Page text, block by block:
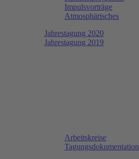
Impulsvorträge
Atmosphärisches
Jahrestagung 2020
Jahrestagung 2019
Arbeitskreise
Tagungsdokumentation